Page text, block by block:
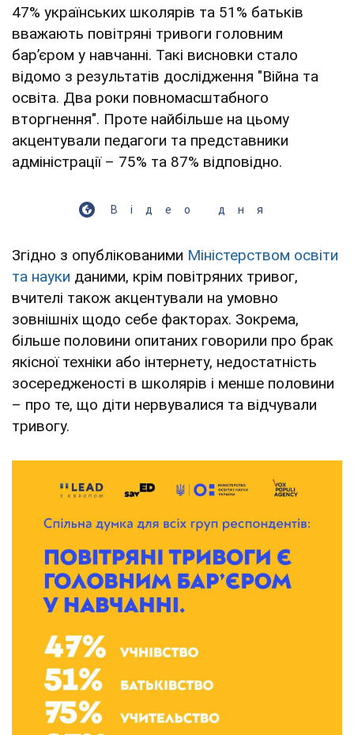
47% українських школярів та 51% батьків
вважають повітряні тривоги головним
барʼєром у навчанні. Такі висновки стало
відомо з результатів дослідження "Війна та
освіта. Два роки повномасштабного
вторгнення". Проте найбільше на цьому
акцентували педагоги та представники
адміністрації – 75% та 87% відповідно.
Відео дня
Згідно з опублікованими Міністерством освіти
та науки даними, крім повітряних тривог,
вчителі також акцентували на умовно
зовнішніх щодо себе факторах. Зокрема,
більше половини опитаних говорили про брак
якісної техніки або інтернету, недостатність
зосередженості в школярів і менше половини
– про те, що діти нервувалися та відчували
тривогу.